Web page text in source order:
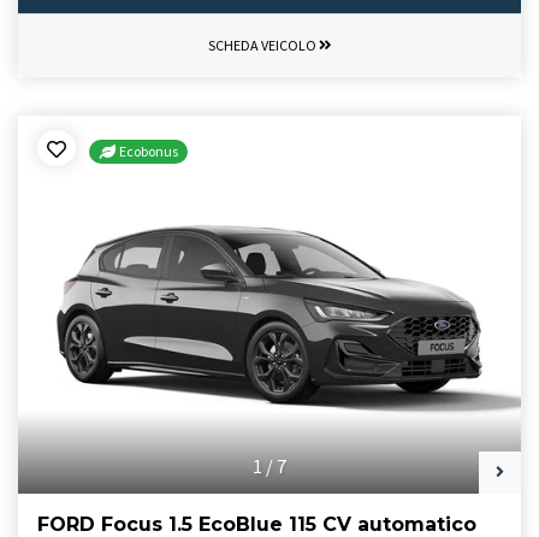
SCHEDA VEICOLO
1/7
Ecobonus
FORD Focus 1.5 EcoBlue 115 CV automatico